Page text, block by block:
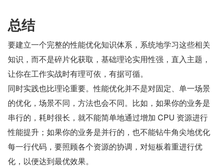
总结
要建立一个完整的性能优化知识体系，系统地学习这些相关
知识，而不是碎片化获取，基础理论实用性强，直入主题，
让你在工作实战时有理可依，有据可循。
同时实践也比理论重要。性能优化并不是对固定、单一场景
的优化，场景不同，方法也会不同。比如，如果你的业务是
串行的，耗时很长，就不能简单地通过增加 CPU 资源进行
性能提升；如果你的业务是并行的，也不能钻牛角尖地优化
每一行代码，要照顾各个资源的协调，对短板着重进行优
化，以便达到最优效果。